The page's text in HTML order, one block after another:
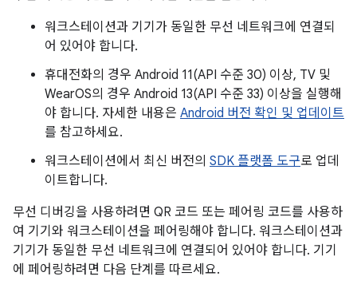
워크스테이션과 기기가 동일한 무선 네트워크에 연결되
어 있어야 합니다.
휴대전화의 경우 Android 11(API 수준 30) 이상, TV 및
WearOS의 경우 Android 13(API 수준 33) 이상을 실행해
야 합니다. 자세한 내용은 Android 버전 확인 및 업데이트
를 참고하세요.
워크스테이션에서 최신 버전의 SDK 플랫폼 도구로 업데
이트합니다.
무선 디버깅을 사용하려면 QR 코드 또는 페어링 코드를 사용하
여 기기와 워크스테이션을 페어링해야 합니다. 워크스테이션과
기기가 동일한 무선 네트워크에 연결되어 있어야 합니다. 기기
에 페어링하려면 다음 단계를 따르세요.